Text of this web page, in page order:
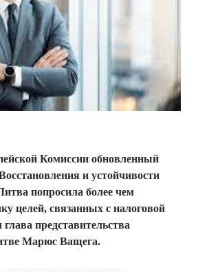
Комиссии обновленный
и устойчивости
попросила более чем
целей, связанных с налоговой
представительства
Марюс Ващега.